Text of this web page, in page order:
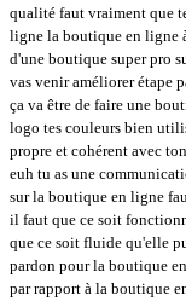
qualité faut vraiment que
ligne la boutique en ligne
d'une boutique super pro
vas venir améliorer étape
ça va être de faire une
logo tes couleurs bien
propre et cohérent avec
euh tu as une
sur la boutique en ligne
il faut que ce soit
que ce soit fluide qu'elle
pardon pour la boutique
par rapport à la boutique